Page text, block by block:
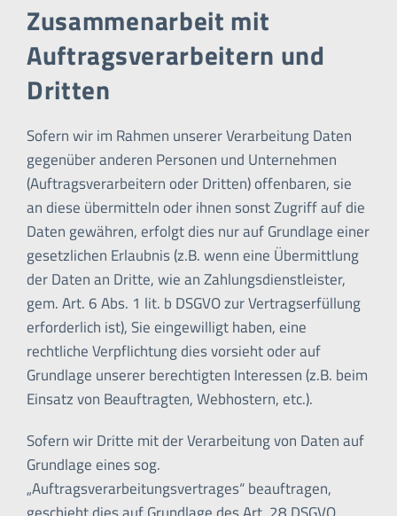
Zusammenarbeit mit
Auftragsverarbeitern und
Dritten
Sofern wir im Rahmen unserer Verarbeitung Daten
gegenüber anderen Personen und Unternehmen
(Auftragsverarbeitern oder Dritten) offenbaren, sie
an diese übermitteln oder ihnen sonst Zugriff auf die
Daten gewähren, erfolgt dies nur auf Grundlage einer
gesetzlichen Erlaubnis (z.B. wenn eine Übermittlung
der Daten an Dritte, wie an Zahlungsdienstleister,
gem. Art. 6 Abs. 1 lit. b DSGVO zur Vertragserfüllung
erforderlich ist), Sie eingewilligt haben, eine
rechtliche Verpflichtung dies vorsieht oder auf
Grundlage unserer berechtigten Interessen (z.B. beim
Einsatz von Beauftragten, Webhostern, etc.).
Sofern wir Dritte mit der Verarbeitung von Daten auf
Grundlage eines sog.
„Auftragsverarbeitungsvertrages“ beauftragen,